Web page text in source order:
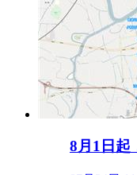
8月1日起